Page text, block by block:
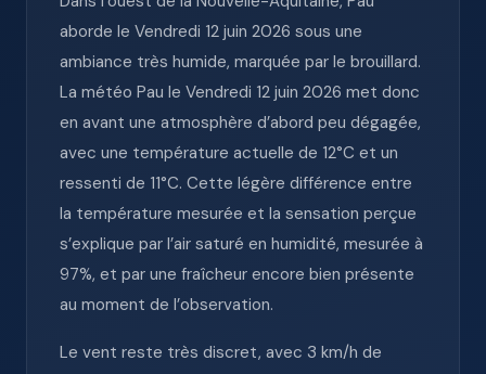
aborde le Vendredi 12 juin 2026 sous une
ambiance très humide, marquée par le brouillard.
La météo Pau le Vendredi 12 juin 2026 met donc
en avant une atmosphère d’abord peu dégagée,
avec une température actuelle de 12°C et un
ressenti de 11°C. Cette légère différence entre
la température mesurée et la sensation perçue
s’explique par l’air saturé en humidité, mesurée à
97%, et par une fraîcheur encore bien présente
au moment de l’observation.
Le vent reste très discret, avec 3 km/h de